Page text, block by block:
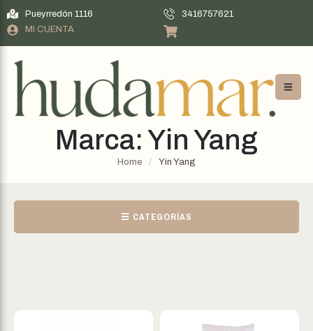
Pueyrredón 1116
3416757621
MI CUENTA
Marca: Yin Yang
Home / Yin Yang
☰ CATEGORÍAS